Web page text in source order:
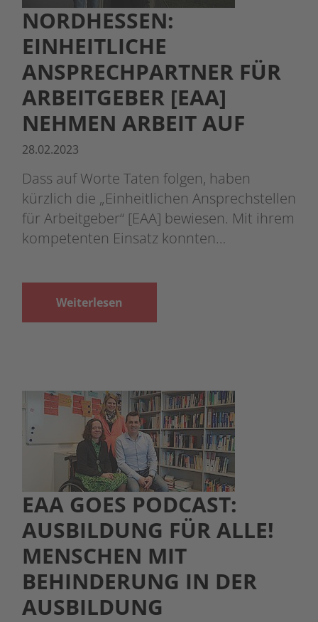
NORDHESSEN:
EINHEITLICHE
ANSPRECHPARTNER FÜR
ARBEITGEBER [EAA]
NEHMEN ARBEIT AUF
28.02.2023
Dass auf Worte Taten folgen, haben
kürzlich die „Einheitlichen Ansprechstellen
für Arbeitgeber“ [EAA] bewiesen. Mit ihrem
kompetenten Einsatz konnten…
Weiterlesen
EAA GOES PODCAST:
AUSBILDUNG FÜR ALLE!
MENSCHEN MIT
BEHINDERUNG IN DER
AUSBILDUNG